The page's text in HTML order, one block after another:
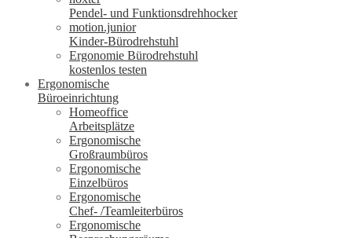
Pendel- und Funktionsdrehhocker
motion.junior
Kinder-Bürodrehstuhl
Ergonomie Bürodrehstuhl
kostenlos testen
Ergonomische
Büroeinrichtung
Homeoffice
Arbeitsplätze
Ergonomische
Großraumbüros
Ergonomische
Einzelbüros
Ergonomische
Chef- /Teamleiterbüros
Ergonomische